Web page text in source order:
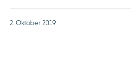
2. Oktober 2019